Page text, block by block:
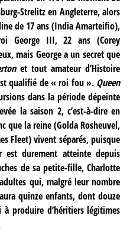
Strelitz en Angleterre, alors
de 17 ans (India Amarteifio),
George III, 22 ans (Corey
mais George a un secret que
et tout amateur d’Histoire
qualifié de « roi fou ». Queen
dans la période dépeinte
la saison 2, c’est-à-dire en
que la reine (Golda Rosheuvel,
Fleet) vivent séparés, puisque
durement atteinte depuis
de sa petite-fille, Charlotte
qui, malgré leur nombre
quinze enfants, dont douze
produire d’héritiers légitimes